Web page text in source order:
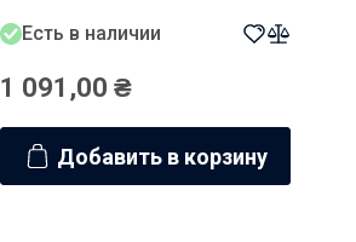
Есть в наличии
1 091,00 ₴
Добавить в корзину